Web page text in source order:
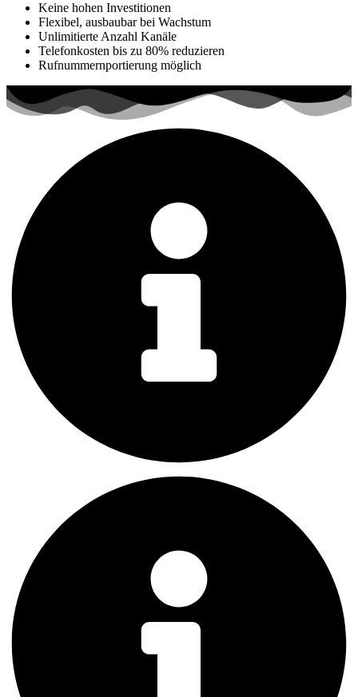
Keine hohen Investitionen
Flexibel, ausbaubar bei Wachstum
Unlimitierte Anzahl Kanäle
Telefonkosten bis zu 80% reduzieren
Rufnummernportierung möglich